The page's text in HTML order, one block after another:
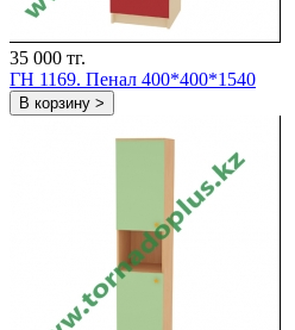
35 000 тг.
ГH 1169. Пенал 400*400*1540
В корзину >